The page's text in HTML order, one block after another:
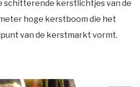
schitterende kerstlichtjes van de
hoge kerstboom die het
van de kerstmarkt vormt.